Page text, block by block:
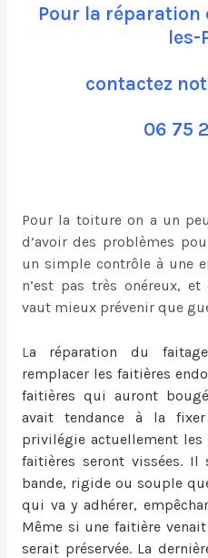
Pour la réparation
les-
contactez
06 75
Pour la toiture on a un
d’avoir des problèmes
un simple contrôle à une
n’est pas très onéreux,
vaut mieux prévenir que
L a réparation du
remplacer les faitières
faitières qui auront
avait tendance à la
privilégie actuellement
faitières seront vissées. Il
bande, rigide ou souple
qui va y adhérer,
Même si une faitière
serait préservée. La